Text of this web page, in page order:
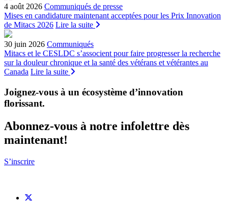
4 août 2026 Communiqués de presse
Mises en candidature maintenant acceptées pour les Prix Innovation
de Mitacs 2026 Lire la suite
30 juin 2026 Communiqués
Mitacs et le CESLDC s’associent pour faire progresser la recherche
sur la douleur chronique et la santé des vétérans et vétérantes au
Canada Lire la suite
Joignez-vous à un écosystème d’innovation
florissant.
Abonnez-vous à notre infolettre dès
maintenant!
S’inscrire